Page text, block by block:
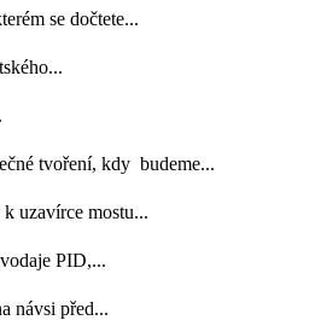
se dočtete...
tvoření, kdy budeme...
uzavírce mostu...
PID,...
návsi před...